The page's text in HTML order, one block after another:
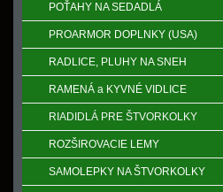
POŤAHY NA SEDADLÁ
PROARMOR DOPLNKY (USA)
RADLICE, PLUHY NA SNEH
RAMENÁ a KYVNÉ VIDLICE
RIADIDLÁ PRE ŠTVORKOLKY
ROZŠIROVACIE LEMY
SAMOLEPKY NA ŠTVORKOLKY